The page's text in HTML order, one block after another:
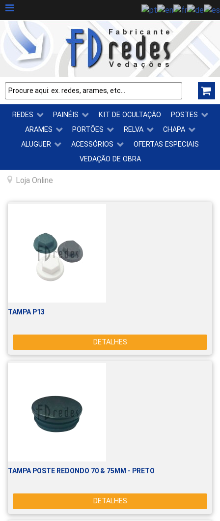
REDES PAINÉIS KIT DE OCULTAÇÃO
POSTES
ARAMES
PORTÕES RELVA
CHAPA
ALUGUER
ACESSÓRIOS
OFERTAS ESPECIAIS
VEDAÇÃO DE OBRA
Loja Online
TAMPA P13
DETALHES
TAMPA POSTE REDONDO 70 & 75MM - PRETO
DETALHES